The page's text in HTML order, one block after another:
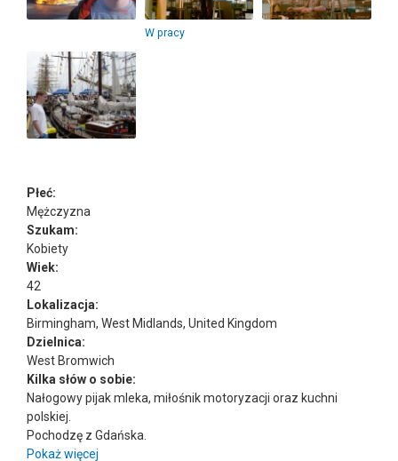
W pracy
Płeć:
Mężczyzna
Szukam:
Kobiety
Wiek:
42
Lokalizacja:
Birmingham, West Midlands, United Kingdom
Dzielnica:
West Bromwich
Kilka słów o sobie:
Nałogowy pijak mleka, miłośnik motoryzacji oraz kuchni
polskiej.
Pochodzę z Gdańska.
Pokaż więcej